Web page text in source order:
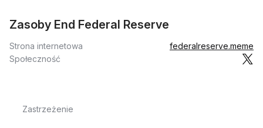
Zasoby End Federal Reserve
Strona internetowa
federalreserve.meme
Społeczność
Zastrzeżenie